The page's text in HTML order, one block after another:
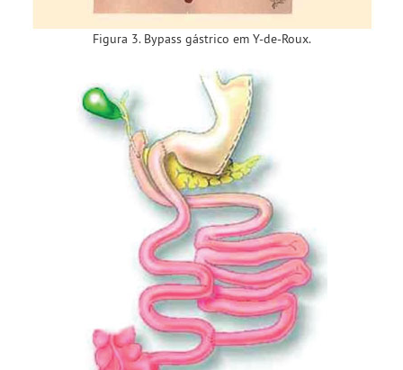
Figura 3. Bypass gástrico em Y-de-Roux.